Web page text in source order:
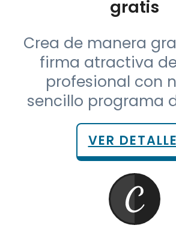
Crea de manera
firma atractiva de
profesional con
sencillo programa
VER
Curso de Canva